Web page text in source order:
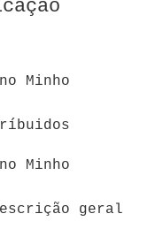
Minho
Minho
geral